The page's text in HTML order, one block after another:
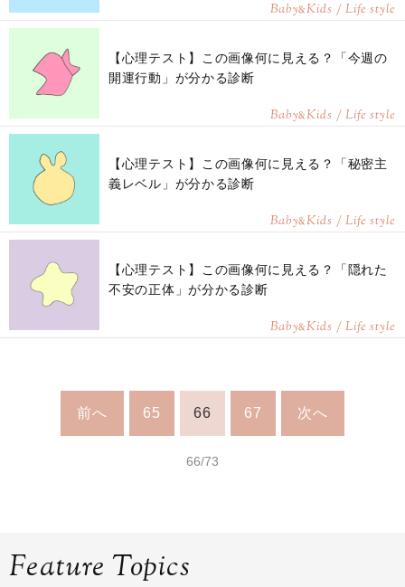
Baby&Kids / Life style
【心理テスト】この画像何に見える？「今週の
開運行動」が分かる診断
Baby&Kids / Life style
【心理テスト】この画像何に見える？「秘密主
義レベル」が分かる診断
Baby&Kids / Life style
【心理テスト】この画像何に見える？「隠れた
不安の正体」が分かる診断
Baby&Kids / Life style
前へ 65 66 67 次へ
66/73
Feature Topics